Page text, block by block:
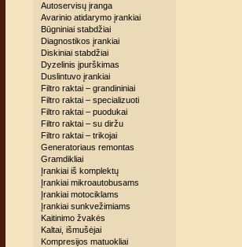
Autoservisų įranga
Avarinio atidarymo įrankiai
Būgniniai stabdžiai
Diagnostikos įrankiai
Diskiniai stabdžiai
Dyzelinis įpurškimas
Duslintuvo įrankiai
Filtro raktai – grandininiai
Filtro raktai – specializuoti
Filtro raktai – puodukai
Filtro raktai – su diržu
Filtro raktai – trikojai
Generatoriaus remontas
Gramdikliai
Įrankiai iš komplektų
Įrankiai mikroautobusams
Įrankiai motociklams
Įrankiai sunkvežimiams
Kaitinimo žvakės
Kaltai, išmušėjai
Kompresijos matuokliai